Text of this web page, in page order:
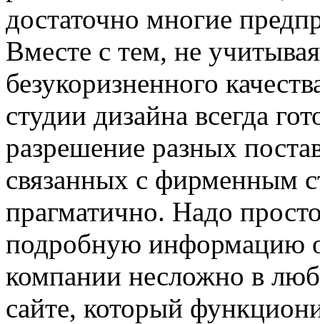
достаточно многие
Вместе с тем, не
безукоризненного
студии дизайна всегда
разрешение разных
связанных с фирменным
прагматично. Надо
подробную информацию
компании несложно в
сайте, который